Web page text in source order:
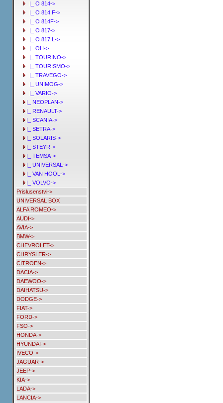
|_ O 814->
|_ O 814 F->
|_ O 814F->
|_ O 817->
|_ O 817 L->
|_ OH->
|_ TOURINO->
|_ TOURISMO->
|_ TRAVEGO->
|_ UNIMOG->
|_ VARIO->
|_ NEOPLAN->
|_ RENAULT->
|_ SCANIA->
|_ SETRA->
|_ SOLARIS->
|_ STEYR->
|_ TEMSA->
|_ UNIVERSAL->
|_ VAN HOOL->
|_ VOLVO->
Prislusenstvi->
UNIVERSAL BOX
ALFA ROMEO->
AUDI->
AVIA->
BMW->
CHEVROLET->
CHRYSLER->
CITROEN->
DACIA->
DAEWOO->
DAIHATSU->
DODGE->
FIAT->
FORD->
FSO->
HONDA->
HYUNDAI->
IVECO->
JAGUAR->
JEEP->
KIA->
LADA->
LANCIA->